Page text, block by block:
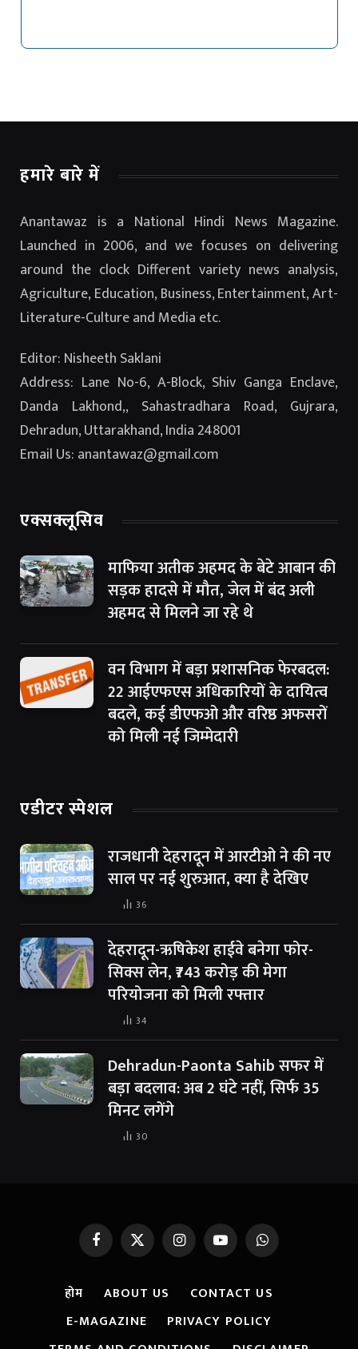
हमारे बारे में
Anantawaz is a National Hindi News Magazine.
Launched in 2006, and we focuses on delivering
around the clock Different variety news analysis,
Agriculture, Education, Business, Entertainment, Art-
Literature-Culture and Media etc.
Editor: Nisheeth Saklani
Address: Lane No-6, A-Block, Shiv Ganga Enclave,
Danda Lakhond,, Sahastradhara Road, Gujrara,
Dehradun, Uttarakhand, India 248001
Email Us: anantawaz@gmail.com
एक्सक्लूसिव
माफिया अतीक अहमद के बेटे आबान की
सड़क हादसे में मौत, जेल में बंद अली
अहमद से मिलने जा रहे थे
वन विभाग में बड़ा प्रशासनिक फेरबदल:
22 आईएफएस अधिकारियों के दायित्व
बदले, कई डीएफओ और वरिष्ठ अफसरों
को मिली नई जिम्मेदारी
एडीटर स्पेशल
राजधानी देहरादून में आरटीओ ने की नए
साल पर नई शुरुआत, क्या है देखिए
36
देहरादून-ऋषिकेश हाईवे बनेगा फोर-
सिक्स लेन, ₹743 करोड़ की मेगा
परियोजना को मिली रफ्तार
34
Dehradun-Paonta Sahib सफर में
बड़ा बदलाव: अब 2 घंटे नहीं, सिर्फ 35
मिनट लगेंगे
30
FacebookX
(Twitter)
InstagramYouTubeWhatsApp
होम ABOUT US
CONTACT US
E-MAGAZINE
PRIVACY POLICY